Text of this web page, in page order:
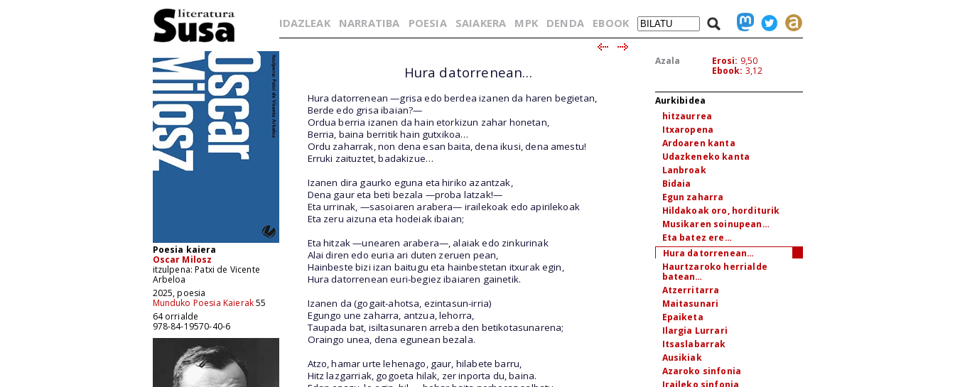
Poesia kaiera
Oscar Milosz
itzulpena: Patxi de Vicente
Arbeloa
2025, poesia
Munduko Poesia Kaierak55
64 orrialde
978-84-19570-40-6
IDAZLEAK NARRATIBA POESIA SAIAKERA MPK DENDA EBOOK
Azala Erosi: 9,50
Ebook: 3,12
Aurkibidea
hitzaurrea
Itxaropena
Ardoaren kanta
Udazkeneko kanta
Lanbroak
Bidaia
Egun zaharra
Hildakoak oro, horditurik
Musikaren soinupean…
Eta batez ere…
Hura datorrenean…
Haurtzaroko herrialde
batean…
Atzerritarra
Maitasunari
Epaiketa
Ilargia Lurrari
Itsaslabarrak
Ausikiak
Azaroko sinfonia
Iraileko sinfonia
Hura datorrenean…
Hura datorrenean —grisa edo berdea izanen da haren begietan,
Berde edo grisa ibaian?—
Ordua berria izanen da hain etorkizun zahar honetan,
Berria, baina berritik hain gutxikoa…
Ordu zaharrak, non dena esan baita, dena ikusi, dena amestu!
Erruki zaituztet, badakizue…
Izanen dira gaurko eguna eta hiriko azantzak,
Dena gaur eta beti bezala —proba latzak!—
Eta urrinak, —sasoiaren arabera— irailekoak edo apirilekoak
Eta zeru aizuna eta hodeiak ibaian;
Eta hitzak —unearen arabera—, alaiak edo zinkurinak
Alai diren edo euria ari duten zeruen pean,
Hainbeste bizi izan baitugu eta hainbestetan itxurak egin,
Hura datorrenean euri-begiez ibaiaren gainetik.
Izanen da (gogait-ahotsa, ezintasun-irria)
Egungo une zaharra, antzua, lehorra,
Taupada bat, isiltasunaren arreba den betikotasunarena;
Oraingo unea, dena egunean bezala.
Atzo, hamar urte lehenago, gaur, hilabete barru,
Hitz lazgarriak, gogoeta hilak, zer inporta du, baina.